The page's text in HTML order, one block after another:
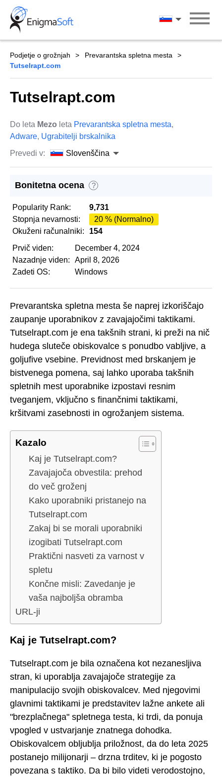
Skip
content
Slovenščina
Podjetje o grožnjah
Prevarantska spletna mesta
Tutselrapt.com
Tutselrapt.com
Do leta Mezo leta Prevarantska spletna mesta,
Adware, Ugrabitelji brskalnika
Prevedi v:
Slovenščina
Bonitetna ocena ?
Popularity Rank:
9,731
Stopnja nevarnosti:
20 % (Normalno)
Okuženi računalniki:
154
Prvič viden:
December 4, 2024
Nazadnje viden:
April 8, 2026
Zadeti OS:
Windows
Prevarantska spletna mesta še naprej izkoriščajo
zaupanje uporabnikov z zavajajočimi taktikami.
Tutselrapt.com je ena takšnih strani, ki preži na nič
hudega sluteče obiskovalce s ponudbo vabljive, a
goljufive vsebine. Previdnost med brskanjem je
bistvenega pomena, saj lahko uporaba takšnih
spletnih mest uporabnike izpostavi resnim
tveganjem, vključno s finančnimi taktikami,
kršitvami zasebnosti in ogrožanjem sistema.
Kazalo
Kaj je Tutselrapt.com?
Zavajajoča obvestila: prehod
do več groženj
Kako uporabniki pristanejo na
Tutselrapt.com
Zakaj bi se morali uporabniki
izogibati Tutselrapt.com
Praktični nasveti za varnost v
spletu
Končne misli: Zavedanje je
vaša najboljša obramba
URL-ji
Kaj je Tutselrapt.com?
Tutselrapt.com je bila označena kot nezanesljiva
stran, ki uporablja zavajajoče strategije za
manipulacijo svojih obiskovalcev. Med njegovimi
glavnimi taktikami je predstavitev lažne ankete ali
"brezplačnega" spletnega testa, ki trdi, da ponuja
vpogled v ustvarjanje znatnega dohodka.
Obiskovalcem obljublja priložnost, da do leta 2025
postanejo milijonarji – drzna trditev, ki je pogosto
povezana s taktiko. Da bi bilo videti verodostojno,